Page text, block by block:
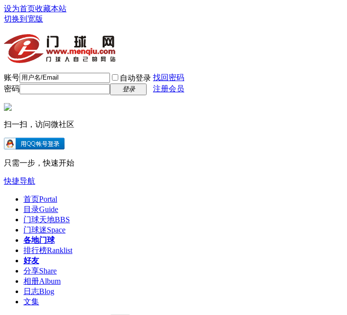
设为首页收藏本站
切换到宽版
账号 自动登录 找回密码
密码
登录 注册会员
扫一扫，访问微社区
只需一步，快速开始
快捷导航
首页Portal
目录Guide
门球天地BBS
门球迷Space
各地门球
排行榜Ranklist
好友
分享Share
相册Album
日志Blog
文集